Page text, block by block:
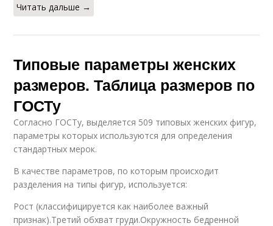
Читать дальше →
Типовые параметры женских
размеров. Таблица размеров по
ГОСТу
Согласно ГОСТу, выделяется 509 типовых женских фигур,
параметры которых используются для определения
стандартных мерок.
В качестве параметров, по которым происходит
разделения на типы фигур, используется:
Рост (классифицируется как наиболее важный
признак).Третий обхват груди.Окружность бедренной